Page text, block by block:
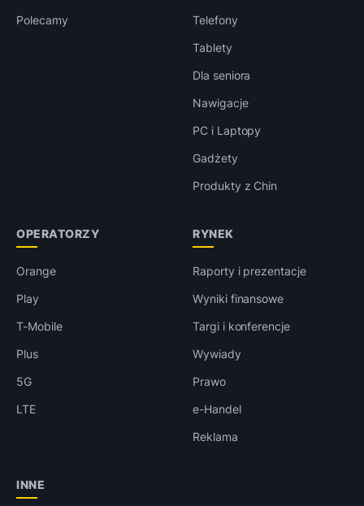
Polecamy
Telefony
Tablety
Dla seniora
Nawigacje
PC i Laptopy
Gadżety
Produkty z Chin
OPERATORZY
Orange
Play
T-Mobile
Plus
5G
LTE
RYNEK
Raporty i prezentacje
Wyniki finansowe
Targi i konferencje
Wywiady
Prawo
e-Handel
Reklama
INNE